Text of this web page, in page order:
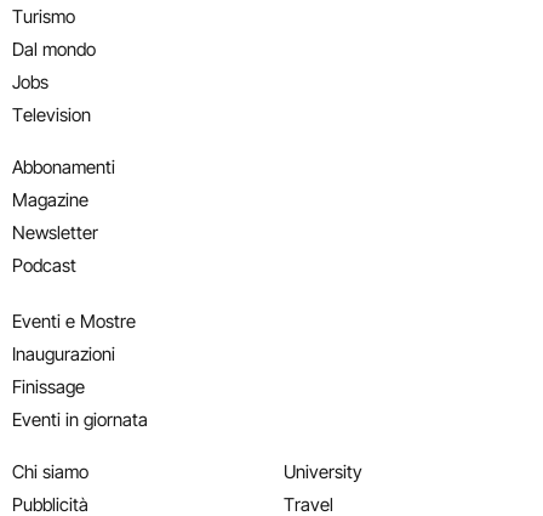
Turismo
Dal mondo
Jobs
Television
Abbonamenti
Magazine
Newsletter
Podcast
Eventi e Mostre
Inaugurazioni
Finissage
Eventi in giornata
Chi siamo
Pubblicità
University
Travel